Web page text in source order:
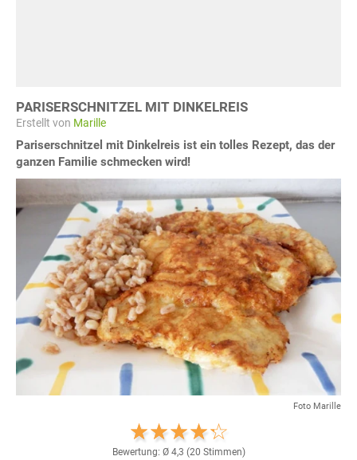
PARISERSCHNITZEL MIT DINKELREIS
Erstellt von Marille
Pariserschnitzel mit Dinkelreis ist ein tolles Rezept, das der
ganzen Familie schmecken wird!
Foto Marille
Bewertung: Ø 4,3 (20 Stimmen)